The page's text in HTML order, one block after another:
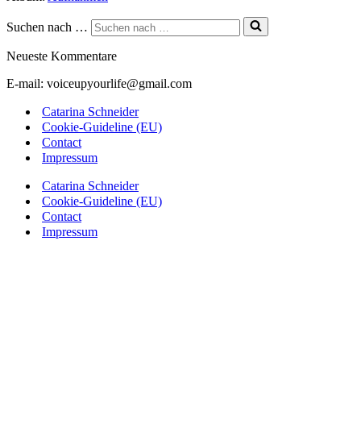
Suchen nach …
Neueste Kommentare
E-mail: voiceupyourlife@gmail.com
Catarina Schneider
Cookie-Guideline (EU)
Contact
Impressum
Catarina Schneider
Cookie-Guideline (EU)
Contact
Impressum